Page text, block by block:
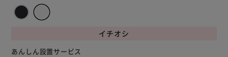
イチオシ
あんしん設置サービス